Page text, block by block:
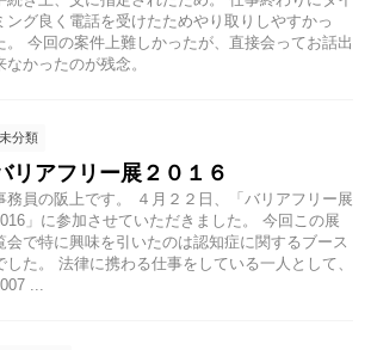
ング良く電話を受けたためやり取りしやすかっ
。 今回の案件上難しかったが、直接会ってお話出
なかったのが残念。
未分類
リアフリー展２０１６
務員の阪上です。 ４月２２日、「バリアフリー展
」に参加させていただきました。 今回この展
会で特に興味を引いたのは認知症に関するブース
した。 法律に携わる仕事をしている一人として、
...